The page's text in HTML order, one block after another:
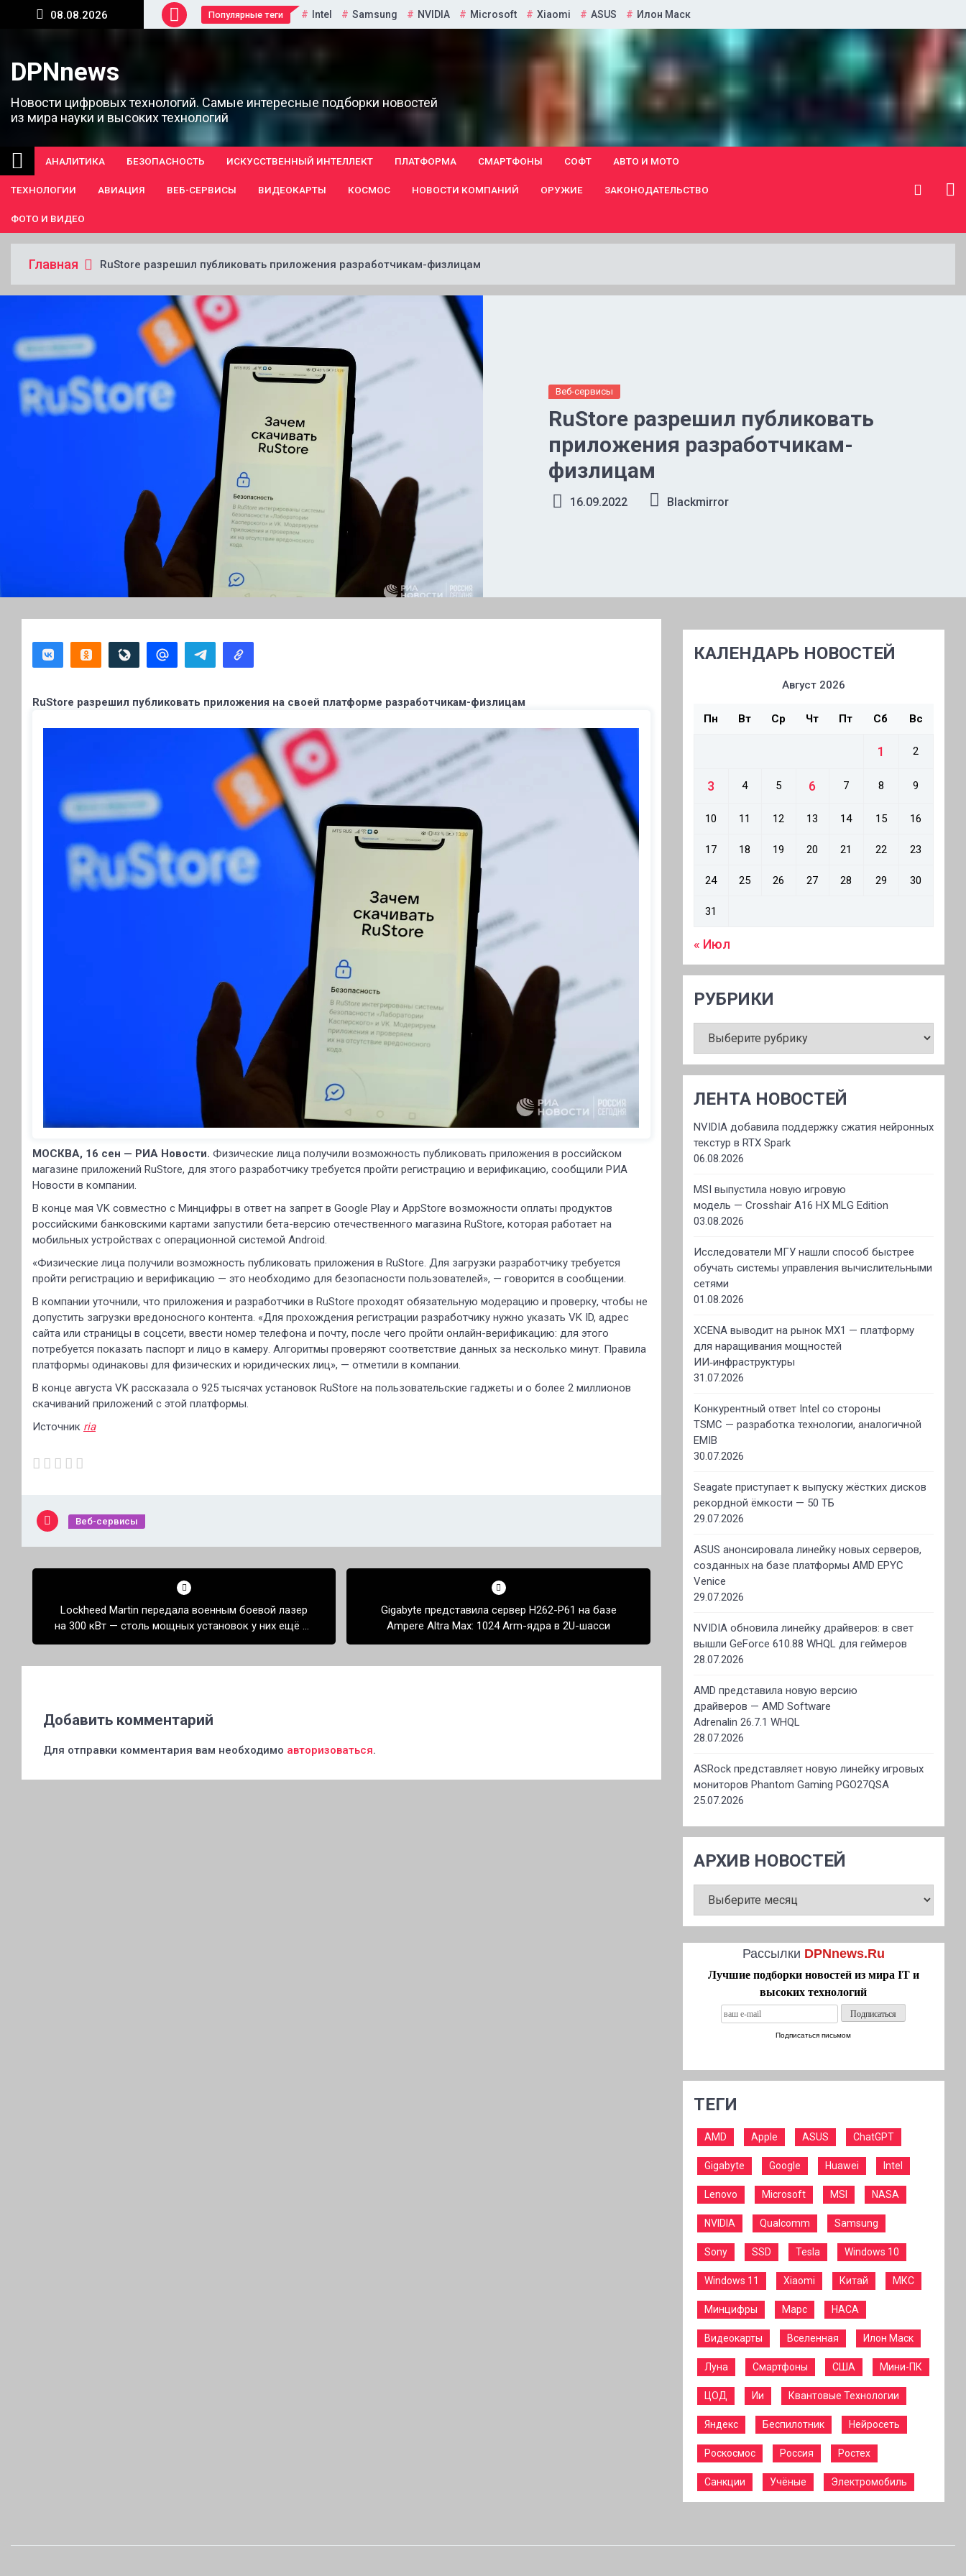
Перейти
08.08.2026 Популярные теги Intel Samsung NVIDIA Microsoft Xiaomi ASUS Илон Маск
DPNnews
Новости цифровых технологий. Самые интересные подборки новостей
из мира науки и высоких технологий
АНАЛИТИКА БЕЗОПАСНОСТЬ ИСКУССТВЕННЫЙ ИНТЕЛЛЕКТ ПЛАТФОРМА СМАРТФОНЫ СОФТ АВТО И МОТО
ТЕХНОЛОГИИ АВИАЦИЯ ВЕБ-СЕРВИСЫ ВИДЕОКАРТЫ КОСМОС НОВОСТИ КОМПАНИЙ ОРУЖИЕ ЗАКОНОДАТЕЛЬСТВО
ФОТО И ВИДЕО
Главная RuStore разрешил публиковать приложения разработчикам-физлицам
Веб-сервисы
RuStore разрешил публиковать
приложения разработчикам-
физлицам
16.09.2022 Blackmirror
RuStore разрешил публиковать приложения на своей платформе разработчикам-физлицам
МОСКВА, 16 сен — РИА Новости. Физические лица получили возможность публиковать приложения в российском
магазине приложений RuStore, для этого разработчику требуется пройти регистрацию и верификацию, сообщили РИА
Новости в компании.
В конце мая VK совместно с Минцифры в ответ на запрет в Google Play и AppStore возможности оплаты продуктов
российскими банковскими картами запустили бета-версию отечественного магазина RuStore, которая работает на
мобильных устройствах с операционной системой Android.
«Физические лица получили возможность публиковать приложения в RuStore. Для загрузки разработчику требуется
пройти регистрацию и верификацию — это необходимо для безопасности пользователей», — говорится в сообщении.
В компании уточнили, что приложения и разработчики в RuStore проходят обязательную модерацию и проверку, чтобы не
допустить загрузки вредоносного контента. «Для прохождения регистрации разработчику нужно указать VK ID, адрес
сайта или страницы в соцсети, ввести номер телефона и почту, после чего пройти онлайн-верификацию: для этого
потребуется показать паспорт и лицо в камеру. Алгоритмы проверяют соответствие данных за несколько минут. Правила
платформы одинаковы для физических и юридических лиц», — отметили в компании.
В конце августа VK рассказала о 925 тысячах установок RuStore на пользовательские гаджеты и о более 2 миллионов
скачиваний приложений с этой платформы.
Источник ria
Веб-сервисы
Навигация
записямLockheed Martin передала военным боевой лазер
на 300 кВт — столь мощных установок у них ещё не
было
Gigabyte представила сервер H262-P61 на базе
Ampere Altra Max: 1024 Arm-ядра в 2U-шасси
Добавить комментарий
Для отправки комментария вам необходимо авторизоваться.
КАЛЕНДАРЬ НОВОСТЕЙ
Август 2026
Пн Вт Ср Чт Пт Сб Вс
1 2
3 4 5 6 7 8 9
10 11 12 13 14 15 16
17 18 19 20 21 22 23
24 25 26 27 28 29 30
31
« Июл
РУБРИКИ
ЛЕНТА НОВОСТЕЙ
NVIDIA добавила поддержку сжатия нейронных
текстур в RTX Spark
06.08.2026
MSI выпустила новую игровую
модель — Crosshair A16 HX MLG Edition
03.08.2026
Исследователи МГУ нашли способ быстрее
обучать системы управления вычислительными
сетями
01.08.2026
XCENA выводит на рынок MX1 — платформу
для наращивания мощностей
ИИ‑инфраструктуры
31.07.2026
Конкурентный ответ Intel со стороны
TSMC — разработка технологии, аналогичной
EMIB
30.07.2026
Seagate приступает к выпуску жёстких дисков
рекордной ёмкости — 50 ТБ
29.07.2026
ASUS анонсировала линейку новых серверов,
созданных на базе платформы AMD EPYC
Venice
29.07.2026
NVIDIA обновила линейку драйверов: в свет
вышли GeForce 610.88 WHQL для геймеров
28.07.2026
AMD представила новую версию
драйверов — AMD Software
Adrenalin 26.7.1 WHQL
28.07.2026
ASRock представляет новую линейку игровых
мониторов Phantom Gaming PGO27QSA
25.07.2026
АРХИВ НОВОСТЕЙ
НОВОСТЕЙ
Рассылки DPNnews.Ru
Лучшие подборки новостей из мира IT и
высоких технологий
Подписаться письмом
ТЕГИ
AMD Apple ASUS ChatGPT
Gigabyte Google Huawei Intel
Lenovo Microsoft MSI NASA
NVIDIA Qualcomm Samsung
Sony SSD Tesla Windows 10
Windows 11 Xiaomi Китай МКС
Минцифры Марс НАСА
Видеокарты Вселенная Илон Маск
Луна Смартфоны США Мини-ПК
ЦОД Ии Квантовые Технологии
Яндекс Беспилотник Нейросеть
Роскосмос Россия Ростех
Санкции Учёные Электромобиль